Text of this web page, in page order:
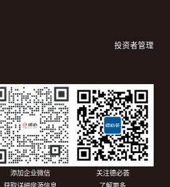
投资者管理
添加企业微信
关注德必荟